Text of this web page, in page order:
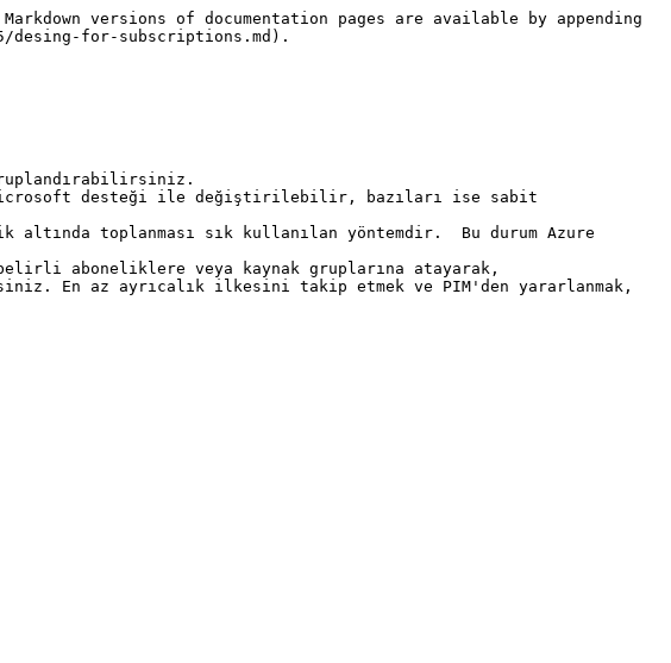
versions of documentation pages are available by appending
desing-for-subscriptions.md).
Microsoft desteği ile değiştirilebilir, bazıları ise sabit
toplanması sık kullanılan yöntemdir.  Bu durum Azure
aboneliklere veya kaynak gruplarına atayarak,
En az ayrıcalık ilkesini takip etmek ve PIM'den yararlanmak,